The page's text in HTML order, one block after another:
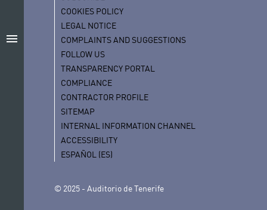
menu
COOKIES POLICY
LEGAL NOTICE
COMPLAINTS AND SUGGESTIONS
FOLLOW US
TRANSPARENCY PORTAL
COMPLIANCE
CONTRACTOR PROFILE
SITEMAP
INTERNAL INFORMATION CHANNEL
ACCESSIBILITY
ESPAÑOL (ES)
© 2025 - Auditorio de Tenerife